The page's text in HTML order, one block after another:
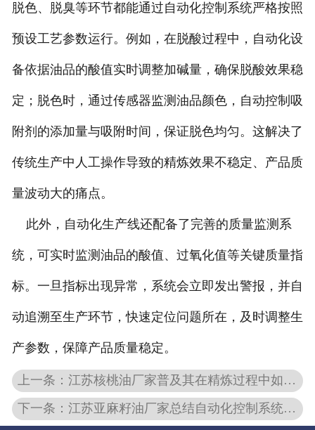
脱色、脱臭等环节都能通过自动化控制系统严格按照
预设工艺参数运行。例如，在脱酸过程中，自动化设
备依据油品的酸值实时调整加碱量，确保脱酸效果稳
定；脱色时，通过传感器监测油品颜色，自动控制吸
附剂的添加量与吸附时间，保证脱色均匀。这解决了
传统生产中人工操作导致的精炼效果不稳定、产品质
量波动大的痛点。
此外，自动化生产线还配备了完善的质量监测系
统，可实时监测油品的酸值、过氧化值等关键质量指
标。一旦指标出现异常，系统会立即发出警报，并自
动追溯至生产环节，快速定位问题所在，及时调整生
产参数，保障产品质量稳定。
上一条：江苏核桃油厂家普及其在精炼过程中如何控制化学试剂的用量
下一条：江苏亚麻籽油厂家总结自动化控制系统在其生产工艺中的主要应用环节